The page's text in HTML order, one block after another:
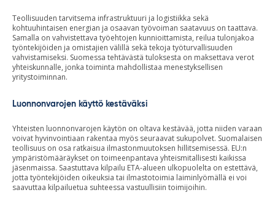
Teollisuuden tarvitsema infrastruktuuri ja logistiikka sekä
kohtuuhintaisen energian ja osaavan työvoiman saatavuus on taattava.
Samalla on vahvistettava työehtojen kunnioittamista, reilua tulonjakoa
työntekijöiden ja omistajien välillä sekä tekoja työturvallisuuden
vahvistamiseksi. Suomessa tehtävästä tuloksesta on maksettava verot
yhteiskunnalle, jonka toiminta mahdollistaa menestyksellisen
yritystoiminnan.
Luonnonvarojen käyttö kestäväksi
Yhteisten luonnonvarojen käytön on oltava kestävää, jotta niiden varaan
voivat hyvinvointiaan rakentaa myös seuraavat sukupolvet. Suomalaisen
teollisuus on osa ratkaisua ilmastonmuutoksen hillitsemisessä. EU:n
ympäristömääräykset on toimeenpantava yhteismitallisesti kaikissa
jäsenmaissa. Saastuttava kilpailu ETA-alueen ulkopuolelta on estettävä,
jotta työntekijöiden oikeuksia tai ilmastotoimia laiminlyömällä ei voi
saavuttaa kilpailuetua suhteessa vastuullisiin toimijoihin.